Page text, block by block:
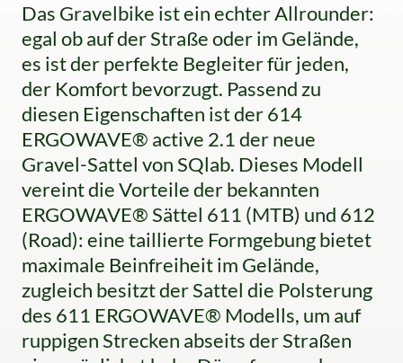
Das Gravelbike ist ein echter Allrounder:
egal ob auf der Straße oder im Gelände,
es ist der perfekte Begleiter für jeden,
der Komfort bevorzugt. Passend zu
diesen Eigenschaften ist der 614
ERGOWAVE® active 2.1 der neue
Gravel-Sattel von SQlab. Dieses Modell
vereint die Vorteile der bekannten
ERGOWAVE® Sättel 611 (MTB) und 612
(Road): eine taillierte Formgebung bietet
maximale Beinfreiheit im Gelände,
zugleich besitzt der Sattel die Polsterung
des 611 ERGOWAVE® Modells, um auf
ruppigen Strecken abseits der Straßen